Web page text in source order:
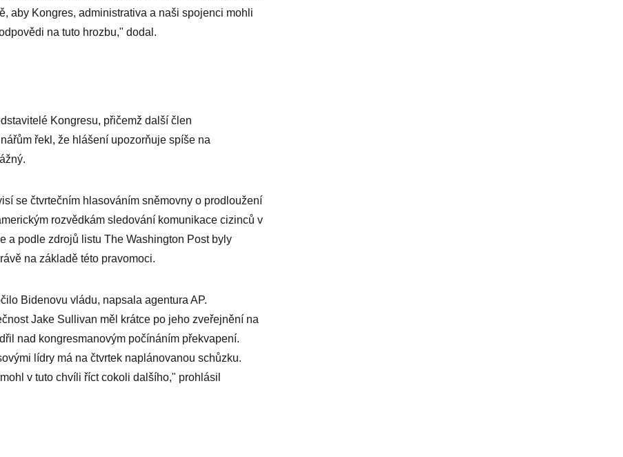
aby Kongres, administrativa a naši spojenci mohli
na tuto hrozbu," dodal.
Kongresu, přičemž další člen
řekl, že hlášení upozorňuje spíše na
se čtvrtečním hlasováním sněmovny o prodloužení
rozvědkám sledování komunikace cizinců v
a podle zdrojů listu The Washington Post byly
na základě této pravomoci.
Bidenovu vládu, napsala agentura AP.
Jake Sullivan měl krátce po jeho zveřejnění na
nad kongresmanovým počínáním překvapení.
lídry má na čtvrtek naplánovanou schůzku.
v tuto chvíli říct cokoli dalšího," prohlásil